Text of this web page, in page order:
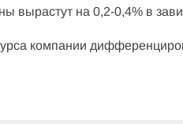
вырастут на 0,2-0,4% в
компании